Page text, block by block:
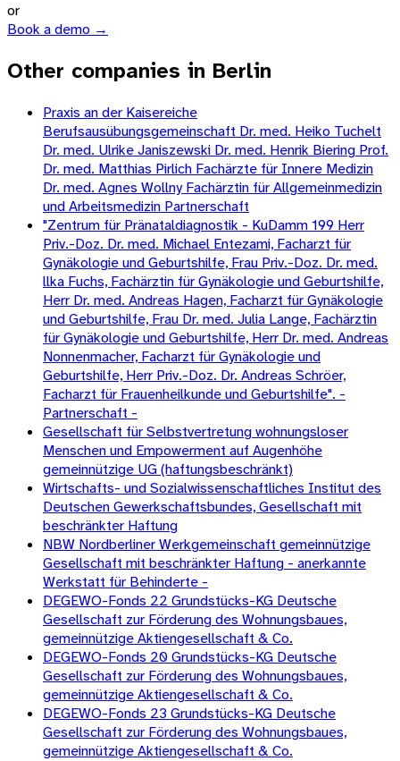
or
Book a demo →
Other companies in Berlin
Praxis an der Kaisereiche
Berufsausübungsgemeinschaft Dr. med. Heiko Tuchelt
Dr. med. Ulrike Janiszewski Dr. med. Henrik Biering Prof.
Dr. med. Matthias Pirlich Fachärzte für Innere Medizin
Dr. med. Agnes Wollny Fachärztin für Allgemeinmedizin
und Arbeitsmedizin Partnerschaft
"Zentrum für Pränataldiagnostik - KuDamm 199 Herr
Priv.-Doz. Dr. med. Michael Entezami, Facharzt für
Gynäkologie und Geburtshilfe, Frau Priv.-Doz. Dr. med.
llka Fuchs, Fachärztin für Gynäkologie und Geburtshilfe,
Herr Dr. med. Andreas Hagen, Facharzt für Gynäkologie
und Geburtshilfe, Frau Dr. med. Julia Lange, Fachärztin
für Gynäkologie und Geburtshilfe, Herr Dr. med. Andreas
Nonnenmacher, Facharzt für Gynäkologie und
Geburtshilfe, Herr Priv.-Doz. Dr. Andreas Schröer,
Facharzt für Frauenheilkunde und Geburtshilfe". -
Partnerschaft -
Gesellschaft für Selbstvertretung wohnungsloser
Menschen und Empowerment auf Augenhöhe
gemeinnützige UG (haftungsbeschränkt)
Wirtschafts- und Sozialwissenschaftliches Institut des
Deutschen Gewerkschaftsbundes, Gesellschaft mit
beschränkter Haftung
NBW Nordberliner Werkgemeinschaft gemeinnützige
Gesellschaft mit beschränkter Haftung - anerkannte
Werkstatt für Behinderte -
DEGEWO-Fonds 22 Grundstücks-KG Deutsche
Gesellschaft zur Förderung des Wohnungsbaues,
gemeinnützige Aktiengesellschaft & Co.
DEGEWO-Fonds 20 Grundstücks-KG Deutsche
Gesellschaft zur Förderung des Wohnungsbaues,
gemeinnützige Aktiengesellschaft & Co.
DEGEWO-Fonds 23 Grundstücks-KG Deutsche
Gesellschaft zur Förderung des Wohnungsbaues,
gemeinnützige Aktiengesellschaft & Co.